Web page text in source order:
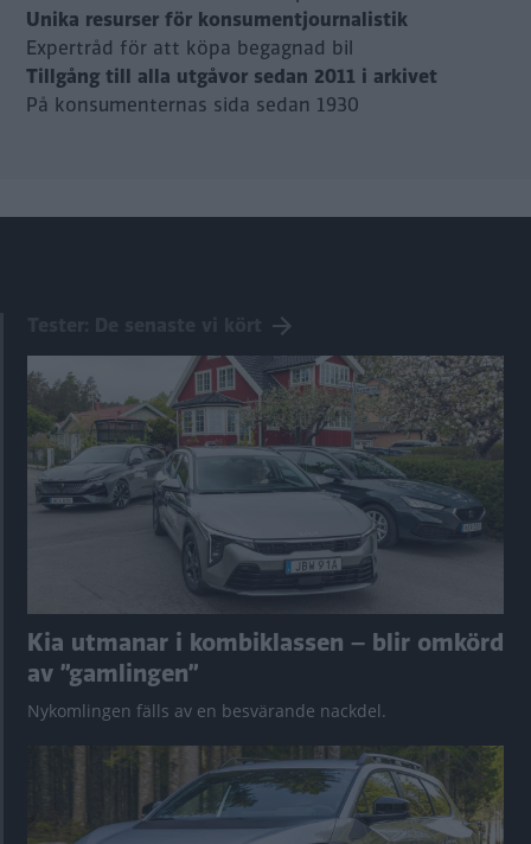
Unika resurser för konsumentjournalistik
Expertråd för att köpa begagnad bil
Tillgång till alla utgåvor sedan 2011 i arkivet
På konsumenternas sida sedan 1930
Kia utmanar i kombiklassen – blir omkörd
av ”gamlingen”
Nykomlingen fälls av en besvärande nackdel.